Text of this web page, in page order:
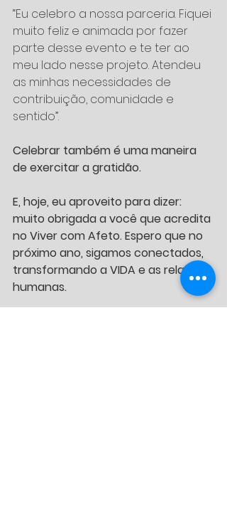
“Eu celebro a nossa parceria. Fiquei
muito feliz e animada por fazer
parte desse evento e te ter ao
meu lado nesse projeto. Atendeu
as minhas necessidades de
contribuição, comunidade e
sentido”.
Celebrar também é uma maneira
de exercitar a gratidão.
E, hoje, eu aproveito para dizer:
muito obrigada a você que acredita
no Viver com Afeto. Espero que no
próximo ano, sigamos conectados,
transformando a VIDA e as relações
humanas.